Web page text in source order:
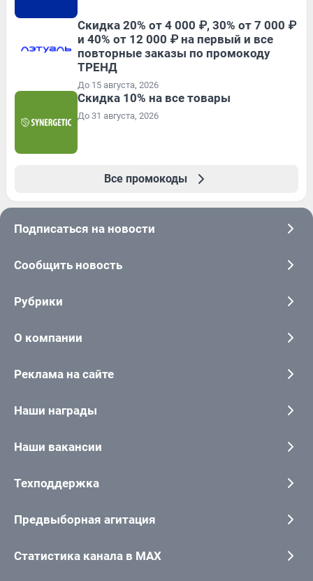
Скидка 20% от 4 000 ₽, 30% от 7 000 ₽
и 40% от 12 000 ₽ на первый и все
повторные заказы по промокоду
ТРЕНД
До 15 августа, 2026
Скидка 10% на все товары
До 31 августа, 2026
Все промокоды
Подписаться на новости
Сообщить новость
Рубрики
О компании
Реклама на сайте
Наши награды
Наши вакансии
Техподдержка
Предвыборная агитация
Статистика канала в MAX